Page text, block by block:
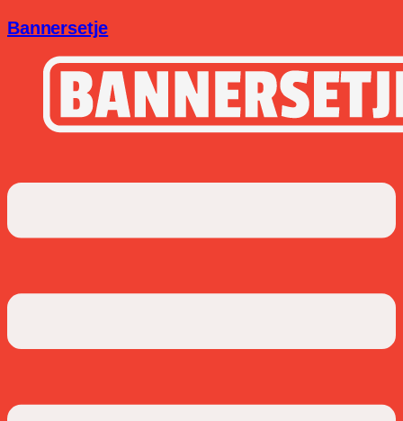
Bannersetje